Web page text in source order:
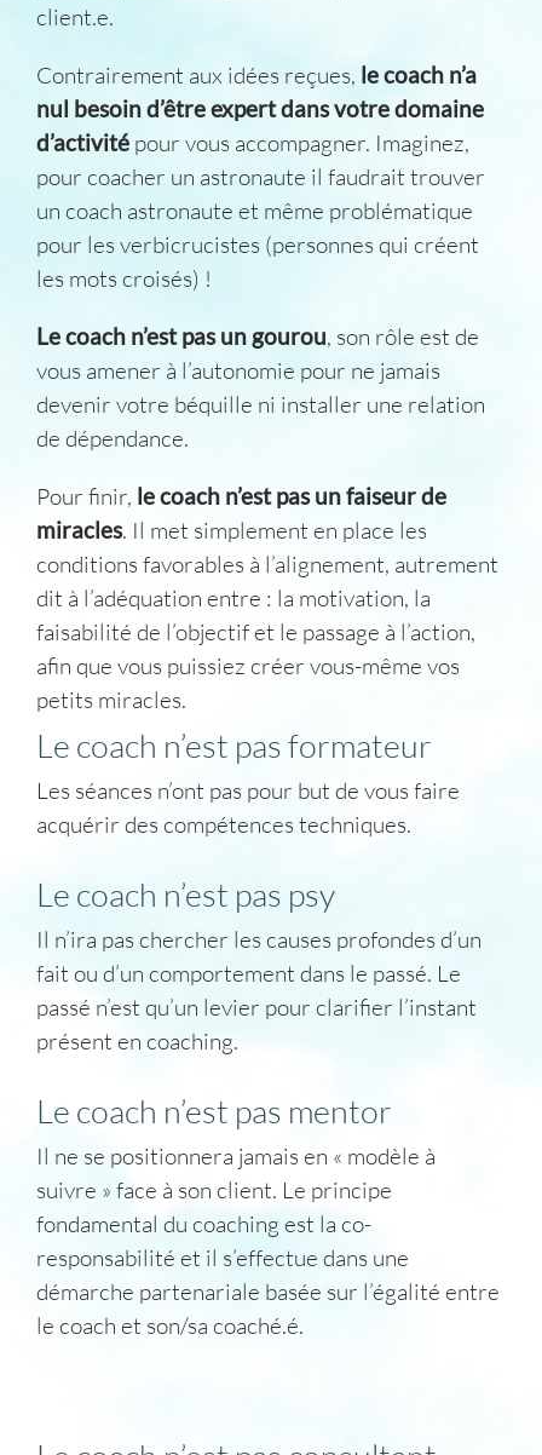
client.e.
Contrairement aux idées reçues, le coach n’a
nul besoin d’être expert dans votre domaine
d’activitépour vous accompagner. Imaginez,
pour coacher un astronaute il faudrait trouver
un coach astronaute et même problématique
pour les verbicrucistes (personnes qui créent
les mots croisés) !
Le coach n’est pas un gourou, son rôle est de
vous amener à l’autonomie pour ne jamais
devenir votre béquille ni installer une relation
de dépendance.
Pour finir, le coach n’est pas un faiseur de
miracles. Il met simplement en place les
conditions favorables à l’alignement, autrement
dit à l’adéquation entre : la motivation, la
faisabilité de l’objectif et le passage à l’action,
afin que vous puissiez créer vous-même vos
petits miracles.
Le coach n’est pas formateur
Les séances n’ont pas pour but de vous faire
acquérir des compétences techniques.
Le coach n’est pas psy
Il n’ira pas chercher les causes profondes d’un
fait ou d’un comportement dans le passé. Le
passé n’est qu’un levier pour clarifier l’instant
présent en coaching.
Le coach n’est pas mentor
Il ne se positionnera jamais en « modèle à
suivre » face à son client. Le principe
fondamental du coaching est la co-
responsabilité et il s’effectue dans une
démarche partenariale basée sur l’égalité entre
le coach et son/sa coaché.é.